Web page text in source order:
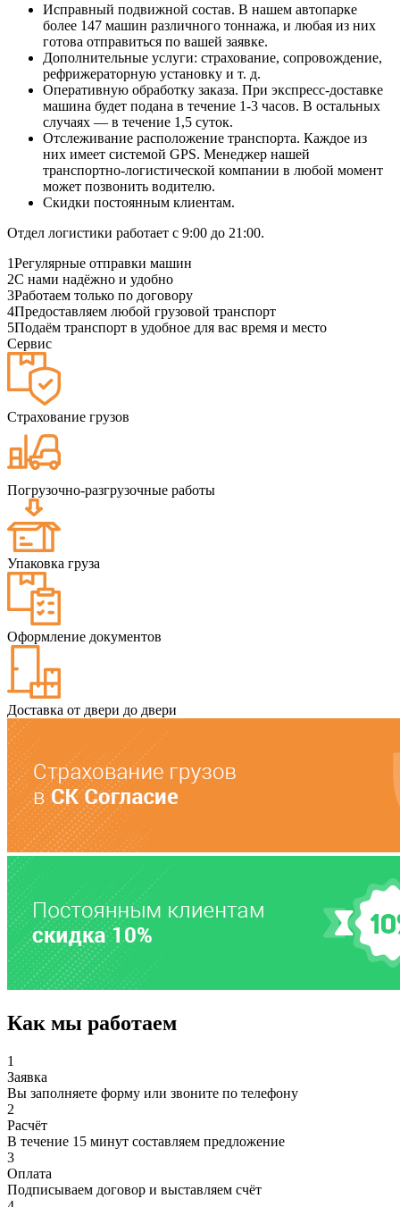
Исправный подвижной состав. В нашем автопарке
более 147 машин различного тоннажа, и любая из них
готова отправиться по вашей заявке.
Дополнительные услуги: страхование, сопровождение,
рефрижераторную установку и т. д.
Оперативную обработку заказа. При экспресс-доставке
машина будет подана в течение 1-3 часов. В остальных
случаях — в течение 1,5 суток.
Отслеживание расположение транспорта. Каждое из
них имеет системой GPS. Менеджер нашей
транспортно-логистической компании в любой момент
может позвонить водителю.
Скидки постоянным клиентам.
Отдел логистики работает с 9:00 до 21:00.
1Регулярные отправки машин
2С нами надёжно и удобно
3Работаем только по договору
4Предоставляем любой грузовой транспорт
5Подаём транспорт в удобное для вас время и место
Сервис
Страхование грузов
Погрузочно-разгрузочные работы
Упаковка груза
Оформление документов
Доставка от двери до двери
Как мы работаем
1
Заявка
Вы заполняете форму или звоните по телефону
2
Расчёт
В течение 15 минут составляем предложение
3
Оплата
Подписываем договор и выставляем счёт